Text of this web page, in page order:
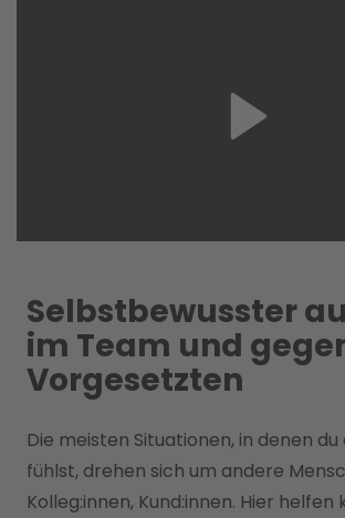
Selbstbewusster
im Team und
Vorgesetzten
Die meisten Situationen, in denen
fühlst, drehen sich um andere
Kolleg:innen, Kund:innen. Hier helfen